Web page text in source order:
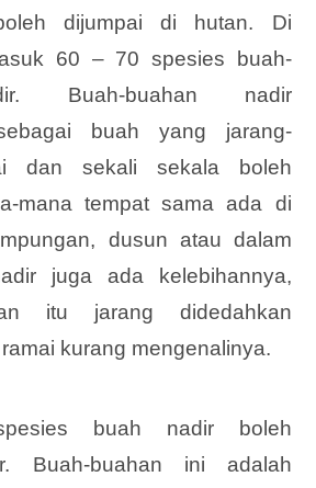
dijumpai di hutan. Di
60 – 70 spesies buah-
Buah-buahan nadir
buah yang jarang-
dan sekali sekala boleh
mana tempat sama ada di
dusun atau dalam
juga ada kelebihannya,
itu jarang didedahkan
kurang mengenalinya.
buah nadir boleh
Buah-buahan ini adalah